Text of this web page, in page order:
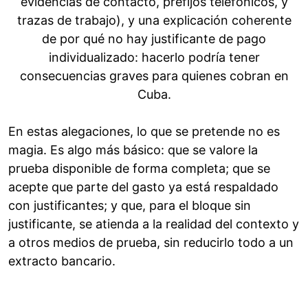
trazas de trabajo), y una explicación coherente
de por qué no hay justificante de pago
individualizado: hacerlo podría tener
consecuencias graves para quienes cobran en
Cuba.
En estas alegaciones, lo que se pretende no es
magia. Es algo más básico: que se valore la
prueba disponible de forma completa; que se
acepte que parte del gasto ya está respaldado
con justificantes; y que, para el bloque sin
justificante, se atienda a la realidad del contexto y
a otros medios de prueba, sin reducirlo todo a un
extracto bancario.